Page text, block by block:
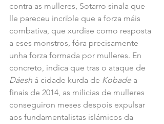
contra as mulleres, Sotarro sinala que
lle pareceu incrible que a forza máis
combativa, que xurdise como resposta
a eses monstros, fóra precisamente
unha forza formada por mulleres. En
concreto, indica que tras o ataque de
Dáesh á cidade kurda de Kobade a
finais de 2014, as milicias de mulleres
conseguiron meses despois expulsar
aos fundamentalistas islámicos da